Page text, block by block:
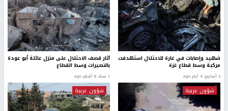
شهيد وإصابات في غارة للاحتلال استهدفت
مركبة وسط قطاع غزة
3 أسابيع، 4 أيام ago
آثار قصف الاحتلال على منزل عائلة أبو عودة
بالنصيرات وسط القطاع
1 سنة، 8 أشهر ago
شؤون عربية شؤون عربية